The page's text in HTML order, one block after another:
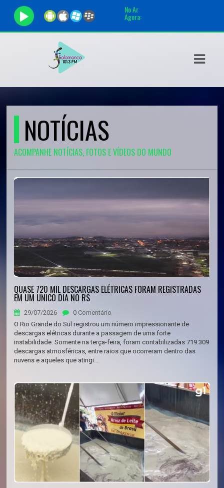
No Ar
Agora:
NOTÍCIAS
ACOMPANHE NOTÍCIAS, FOTOS E VÍDEOS DO MUNDO
QUASE 720 MIL DESCARGAS ELÉTRICAS FORAM REGISTRADAS
EM UM UNICO DIA NO RS
29/07/2026
0 Comentário
O Rio Grande do Sul registrou um número impressionante de
descargas elétricas durante a passagem de uma forte
instabilidade. Somente na terça-feira, foram contabilizadas 719.309
descargas atmosféricas, entre raios que ocorreram dentro das
nuvens e aqueles que atingi...